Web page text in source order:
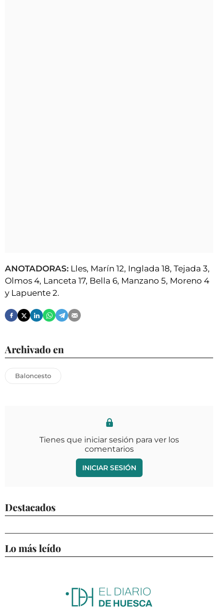
ANOTADORAS: Lles, Marín 12, Inglada 18, Tejada 3,
Olmos 4, Lanceta 17, Bella 6, Manzano 5, Moreno 4
y Lapuente 2.
Archivado en
Baloncesto
Tienes que iniciar sesión para ver los
comentarios
INICIAR SESIÓN
Destacados
Lo más leído